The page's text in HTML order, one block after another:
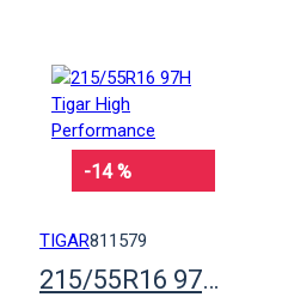
-14 %
TIGAR811579
215/55R16 97H Tigar High Performance